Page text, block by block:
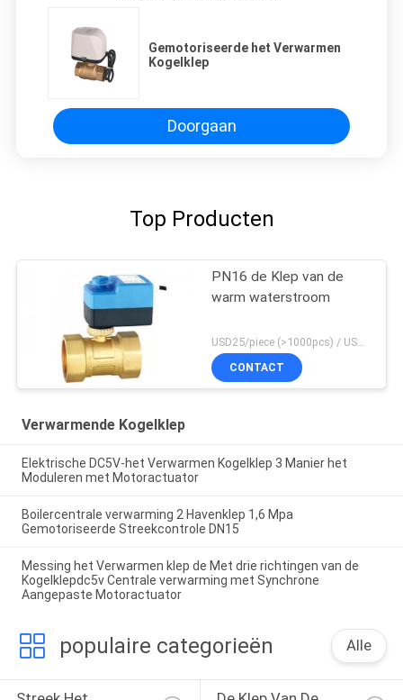
Gemotoriseerde het Verwarmen
Kogelklep
Doorgaan
Top Producten
PN16 de Klep van de
warm waterstroom
USD25/piece (>1000pcs) / USD26.5 (50-1000 pcs) MOQ:50 stukken
CONTACT
Verwarmende Kogelklep
Elektrische DC5V-het Verwarmen Kogelklep 3 Manier het
Moduleren met Motoractuator
Boilercentrale verwarming 2 Havenklep 1,6 Mpa
Gemotoriseerde Streekcontrole DN15
Messing het Verwarmen klep de Met drie richtingen van de
Kogelklepdc5v Centrale verwarming met Synchrone
Aangepaste Motoractuator
populaire categorieën Alle